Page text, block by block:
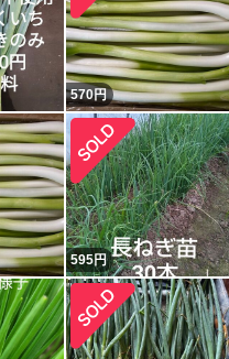
570円
595円